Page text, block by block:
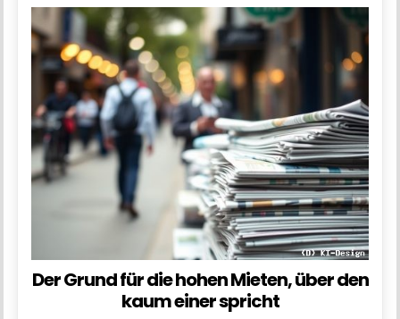
Der Grund für die hohen Mieten, über den
kaum einer spricht